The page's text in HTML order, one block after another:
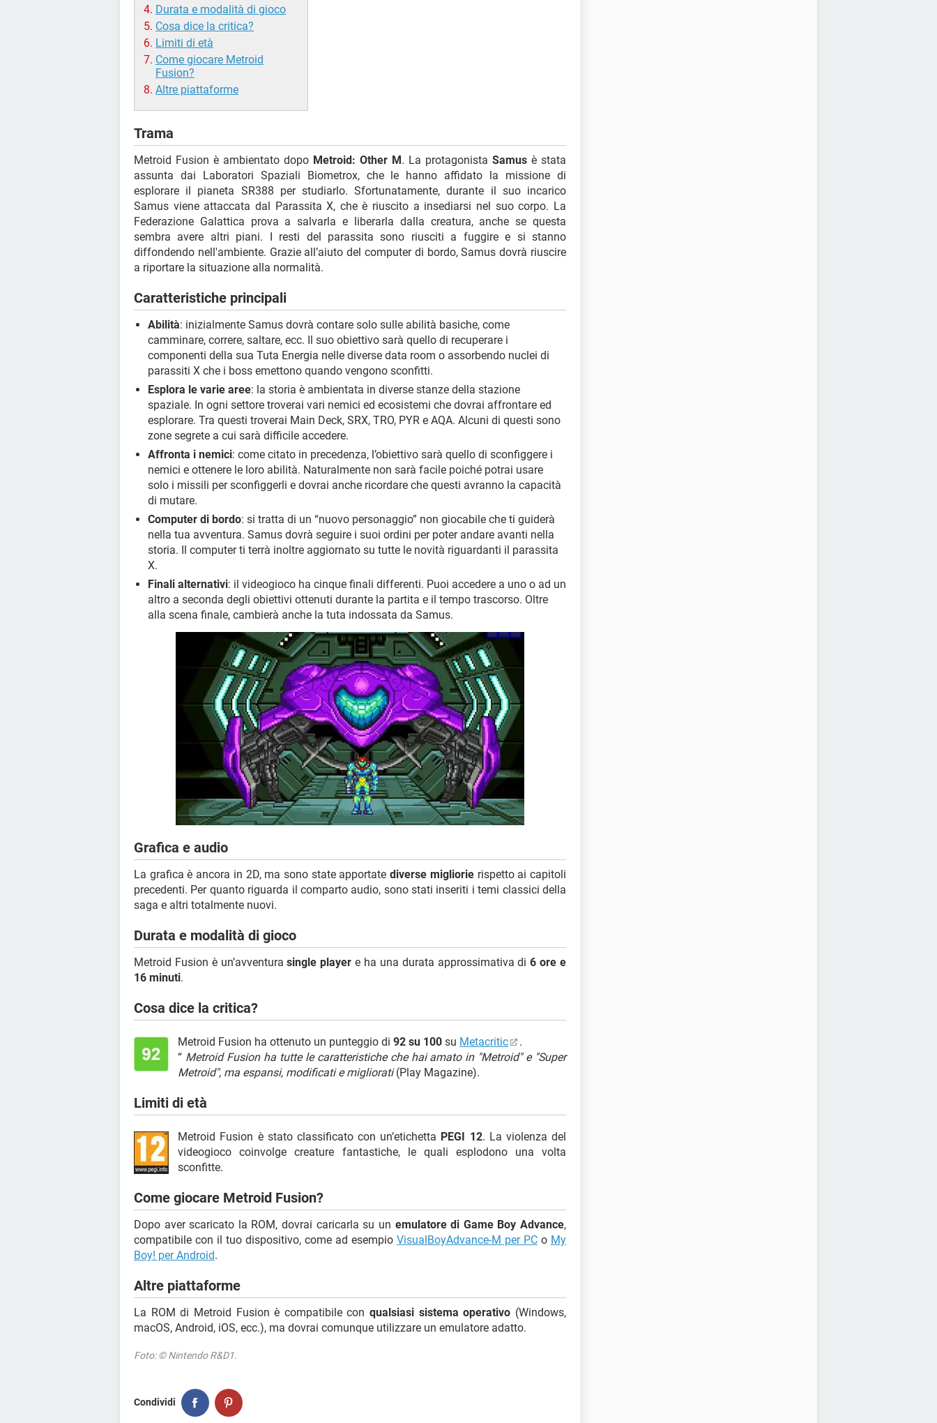
Durata e modalità di gioco
Cosa dice la critica?
Limiti di età
Come giocare Metroid
Fusion?
Altre piattaforme
Trama
Metroid Fusion è ambientato dopo Metroid: Other M. La protagonista Samus è stata
assunta dai Laboratori Spaziali Biometrox, che le hanno affidato la missione di
esplorare il pianeta SR388 per studiarlo. Sfortunatamente, durante il suo incarico
Samus viene attaccata dal Parassita X, che è riuscito a insediarsi nel suo corpo. La
Federazione Galattica prova a salvarla e liberarla dalla creatura, anche se questa
sembra avere altri piani. I resti del parassita sono riusciti a fuggire e si stanno
diffondendo nell'ambiente. Grazie all’aiuto del computer di bordo, Samus dovrà riuscire
a riportare la situazione alla normalità.
Caratteristiche principali
Abilità: inizialmente Samus dovrà contare solo sulle abilità basiche, come
camminare, correre, saltare, ecc. Il suo obiettivo sarà quello di recuperare i
componenti della sua Tuta Energia nelle diverse data room o assorbendo nuclei di
parassiti X che i boss emettono quando vengono sconfitti.
Esplora le varie aree: la storia è ambientata in diverse stanze della stazione
spaziale. In ogni settore troverai vari nemici ed ecosistemi che dovrai affrontare ed
esplorare. Tra questi troverai Main Deck, SRX, TRO, PYR e AQA. Alcuni di questi sono
zone segrete a cui sarà difficile accedere.
Affronta i nemici: come citato in precedenza, l’obiettivo sarà quello di sconfiggere i
nemici e ottenere le loro abilità. Naturalmente non sarà facile poiché potrai usare
solo i missili per sconfiggerli e dovrai anche ricordare che questi avranno la capacità
di mutare.
Computer di bordo: si tratta di un “nuovo personaggio” non giocabile che ti guiderà
nella tua avventura. Samus dovrà seguire i suoi ordini per poter andare avanti nella
storia. Il computer ti terrà inoltre aggiornato su tutte le novità riguardanti il ​​parassita
X.
Finali alternativi: il videogioco ha cinque finali differenti. Puoi accedere a uno o ad un
altro a seconda degli obiettivi ottenuti durante la partita e il tempo trascorso. Oltre
alla scena finale, cambierà anche la tuta indossata da Samus.
Grafica e audio
La grafica è ancora in 2D, ma sono state apportatediverse migliorierispetto ai capitoli
precedenti. Per quanto riguarda il comparto audio, sono stati inseriti i temi classici della
saga e altri totalmente nuovi.
Durata e modalità di gioco
Metroid Fusion è un’avventurasingle player e ha una durata approssimativa di6 ore e
16 minuti.
Cosa dice la critica?
Metroid Fusion ha ottenuto un punteggio di92 su 100 su Metacritic
.
“ Metroid Fusion ha tutte le caratteristiche che hai amato in "Metroid" e "Super
Metroid", ma espansi, modificati e migliorati(Play Magazine).
Limiti di età
Metroid Fusion è stato classificato con un’etichetta PEGI 12. La violenza del
videogioco coinvolge creature fantastiche, le quali esplodono una volta
sconfitte.
Come giocare Metroid Fusion?
Dopo aver scaricato la ROM, dovrai caricarla su un emulatore di Game Boy Advance,
compatibile con il tuo dispositivo, come ad esempio VisualBoyAdvance-M per PC o My
Boy! per Android.
Altre piattaforme
La ROM di Metroid Fusion è compatibile conqualsiasi sistema operativo (Windows,
macOS, Android, iOS, ecc.), ma dovrai comunque utilizzare un emulatore adatto.
Foto: © Nintendo R&D1.
Condividi